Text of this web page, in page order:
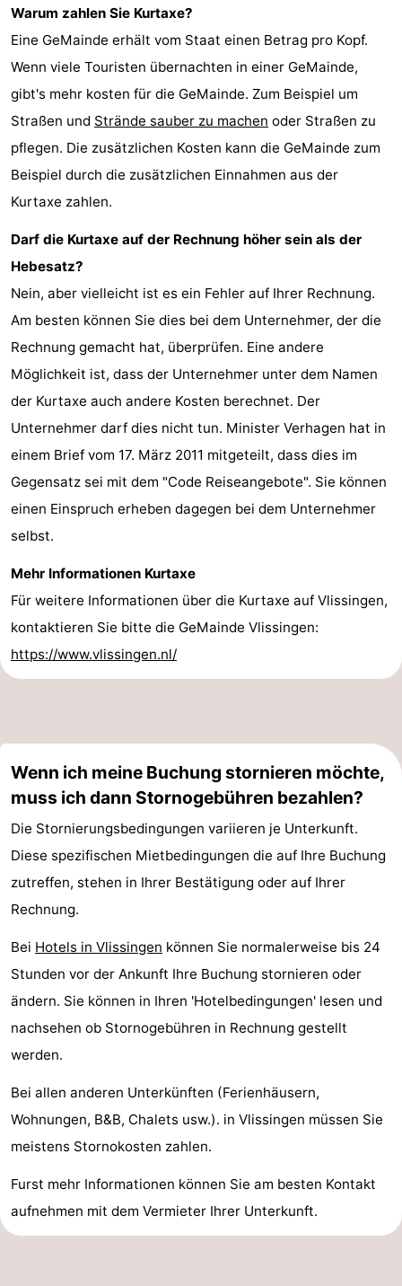
Haamstede
Natur
Kop
van
Schouwen
Walcheren
-
Veere
-
Natur
Oranjezon
-
Oostkapelle
-
Natur
de
Mantelingen
-
Domburg
-
Westkapelle
-
Zoutelande
-
Natur
Walcherse
bos
-
Dishoek
-
Middelburg
Zeeuws-
Vlaanderen
-
Sluis
-
Cadzand
-
Natur
Wetter
Warum zahlen Sie Kurtaxe?
Eine GeMainde erhält vom Staat einen Betrag pro Kopf.
Wenn viele Touristen übernachten in einer GeMainde,
gibt's mehr kosten für die GeMainde. Zum Beispiel um
Straßen und Strände sauber zu machen oder Straßen zu
pflegen. Die zusätzlichen Kosten kann die GeMainde zum
Beispiel durch die zusätzlichen Einnahmen aus der
Kurtaxe zahlen.
Darf die Kurtaxe auf der Rechnung höher sein als der
Hebesatz?
Nein, aber vielleicht ist es ein Fehler auf Ihrer Rechnung.
Am besten können Sie dies bei dem Unternehmer, der die
Rechnung gemacht hat, überprüfen. Eine andere
Möglichkeit ist, dass der Unternehmer unter dem Namen
der Kurtaxe auch andere Kosten berechnet. Der
Unternehmer darf dies nicht tun. Minister Verhagen hat in
einem Brief vom 17. März 2011 mitgeteilt, dass dies im
Gegensatz sei mit dem "Code Reiseangebote". Sie können
einen Einspruch erheben dagegen bei dem Unternehmer
selbst.
Mehr Informationen Kurtaxe
Für weitere Informationen über die Kurtaxe auf Vlissingen,
kontaktieren Sie bitte die GeMainde Vlissingen:
https://www.vlissingen.nl/
Wenn ich meine Buchung stornieren möchte,
muss ich dann Stornogebühren bezahlen?
Die Stornierungsbedingungen variieren je Unterkunft.
Diese spezifischen Mietbedingungen die auf Ihre Buchung
zutreffen, stehen in Ihrer Bestätigung oder auf Ihrer
Rechnung.
Bei Hotels in Vlissingen können Sie normalerweise bis 24
Stunden vor der Ankunft Ihre Buchung stornieren oder
ändern. Sie können in Ihren 'Hotelbedingungen' lesen und
nachsehen ob Stornogebühren in Rechnung gestellt
werden.
Bei allen anderen Unterkünften (Ferienhäusern,
Wohnungen, B&B, Chalets usw.). in Vlissingen müssen Sie
meistens Stornokosten zahlen.
Furst mehr Informationen können Sie am besten Kontakt
aufnehmen mit dem Vermieter Ihrer Unterkunft.